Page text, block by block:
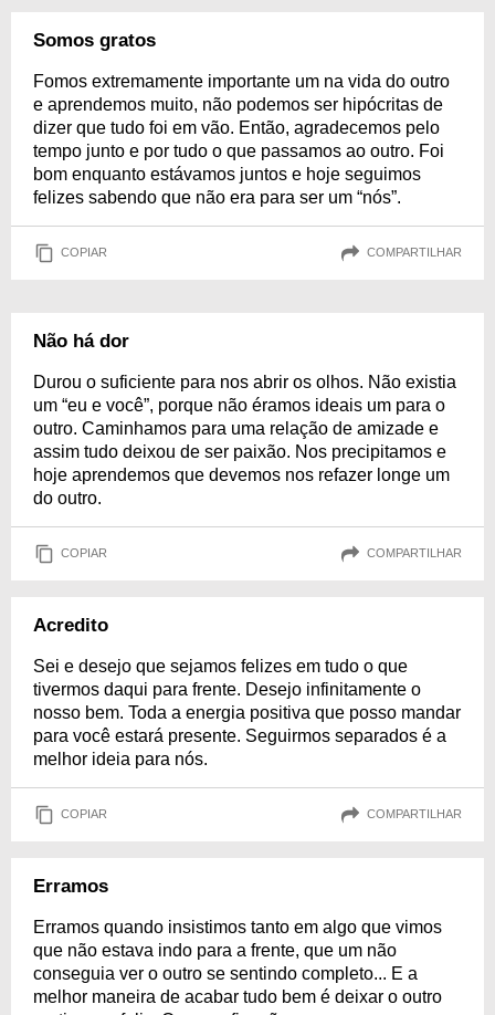
Somos gratos
Fomos extremamente importante um na vida do outro
e aprendemos muito, não podemos ser hipócritas de
dizer que tudo foi em vão. Então, agradecemos pelo
tempo junto e por tudo o que passamos ao outro. Foi
bom enquanto estávamos juntos e hoje seguimos
felizes sabendo que não era para ser um “nós”.
COPIAR COMPARTILHAR
Não há dor
Durou o suficiente para nos abrir os olhos. Não existia
um “eu e você”, porque não éramos ideais um para o
outro. Caminhamos para uma relação de amizade e
assim tudo deixou de ser paixão. Nos precipitamos e
hoje aprendemos que devemos nos refazer longe um
do outro.
COPIAR COMPARTILHAR
Acredito
Sei e desejo que sejamos felizes em tudo o que
tivermos daqui para frente. Desejo infinitamente o
nosso bem. Toda a energia positiva que posso mandar
para você estará presente. Seguirmos separados é a
melhor ideia para nós.
COPIAR COMPARTILHAR
Erramos
Erramos quando insistimos tanto em algo que vimos
que não estava indo para a frente, que um não
conseguia ver o outro se sentindo completo... E a
melhor maneira de acabar tudo bem é deixar o outro